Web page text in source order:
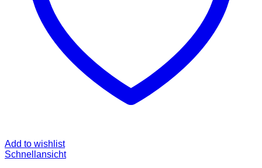
Add to wishlist
Schnellansicht